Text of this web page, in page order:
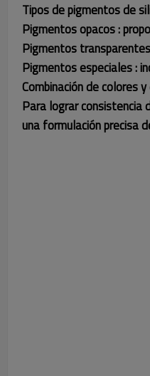
Tipos de pigmentos de
Pigmentos opacos:
Pigmentos
Pigmentos especiales:
Combinación de colores
Para lograr consistencia
una formulación precisa